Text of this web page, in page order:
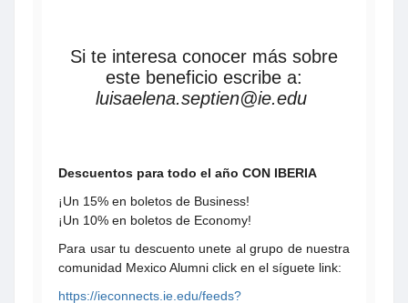
Si te interesa conocer más sobre
este beneficio escribe a:
luisaelena.septien@ie.edu
Descuentos para todo el año CON IBERIA
¡Un 15% en boletos de Business!
¡Un 10% en boletos de Economy!
Para usar tu descuento unete al grupo de nuestra
comunidad Mexico Alumni click en el síguete link:
https://ieconnects.ie.edu/feeds?